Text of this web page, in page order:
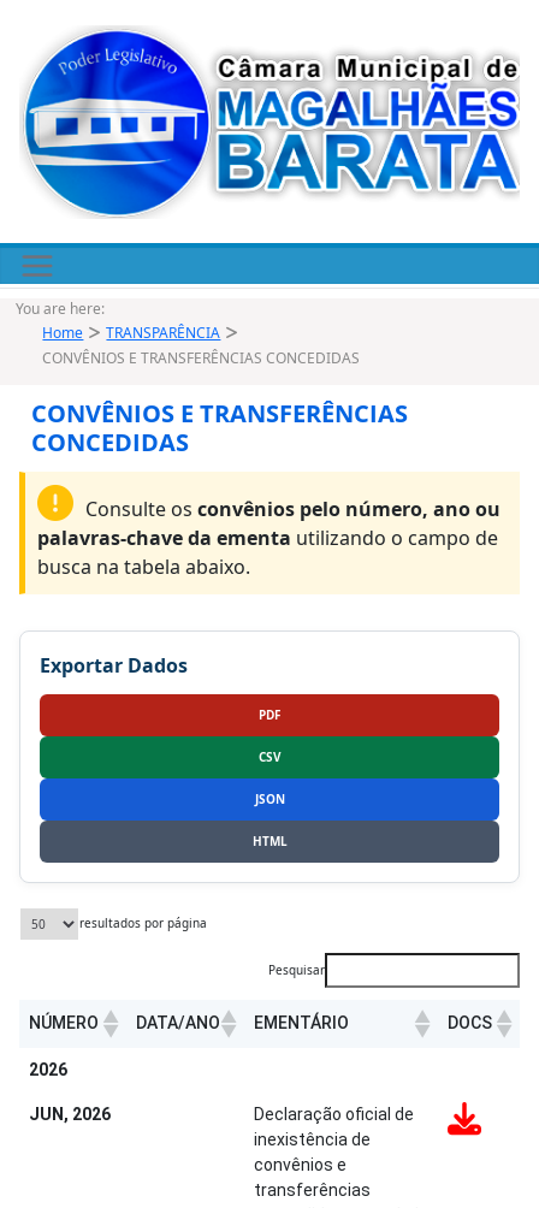
conteúdo
You are here:
Home
TRANSPARÊNCIA
CONVÊNIOS E TRANSFERÊNCIAS CONCEDIDAS
CONVÊNIOS E TRANSFERÊNCIAS
CONCEDIDAS
Consulte os convênios pelo número, ano ou
palavras-chave da ementa utilizando o campo de
busca na tabela abaixo.
Exportar Dados
PDF
CSV
JSON
HTML
resultados por página
Pesquisar
NÚMERO DATA/ANO EMENTÁRIO
DOCS
NÚMERO
2026
JUN, 2026
Declaração oficial de
inexistência de
convênios e
transferências